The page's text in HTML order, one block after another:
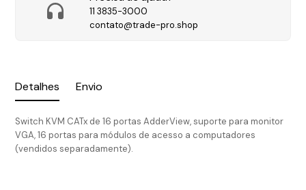
Detalhes Envio
Switch KVM CATx de 16 portas AdderView, suporte para monitor
VGA, 16 portas para módulos de acesso a computadores
(vendidos separadamente).
11 3835-3000
contato@trade-pro.shop